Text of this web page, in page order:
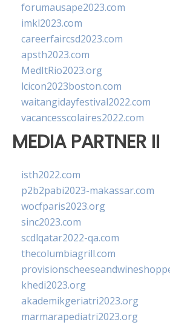
forumausape2023.com
imkl2023.com
careerfaircsd2023.com
apsth2023.com
MedItRio2023.org
lcicon2023boston.com
waitangidayfestival2022.com
vacancesscolaires2022.com
MEDIA PARTNER II
isth2022.com
p2b2pabi2023-makassar.com
wocfparis2023.org
sinc2023.com
scdlqatar2022-qa.com
thecolumbiagrill.com
khedi2023.org
akademikgeriatri2023.org
marmarapediatri2023.org